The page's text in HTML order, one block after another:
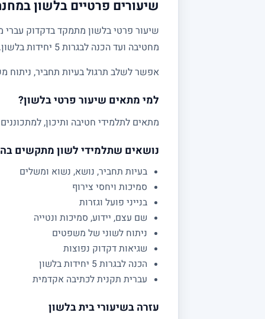
שיעורים פרטיים בלשון
שיעור פרטי בלשון מתמקד בדקדוק
מחטיבה ועד הכנה לבגרות 5 יחידות בלשון.
אפשר לשלב תרגול בעיות תחביר, ניתוח
למי מתאים שיעור פרטי בלשון?
מתאים לתלמידי חטיבה ותיכון,
נושאים שתלמידי לשון מתקשים
בעיות תחביר, נושא, נשוא ומשלים
סמיכות ויחסי צירוף
בנייני פועל וגזרות
שם עצם, יידוע, סמיכות ונטייה
ניתוח לשוני של משפטים
שגיאות דקדוק נפוצות
הכנה לבגרות 5 יחידות בלשון
עברית תקנית לכתיבה אקדמית
עזרה בשיעורי בית בלשון